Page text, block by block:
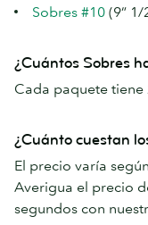
Sobres #10 (9” 1/
¿Cuántos Sobres
Cada paquete
¿Cuánto cuestan
El precio varía
Averigua el precio
segundos con